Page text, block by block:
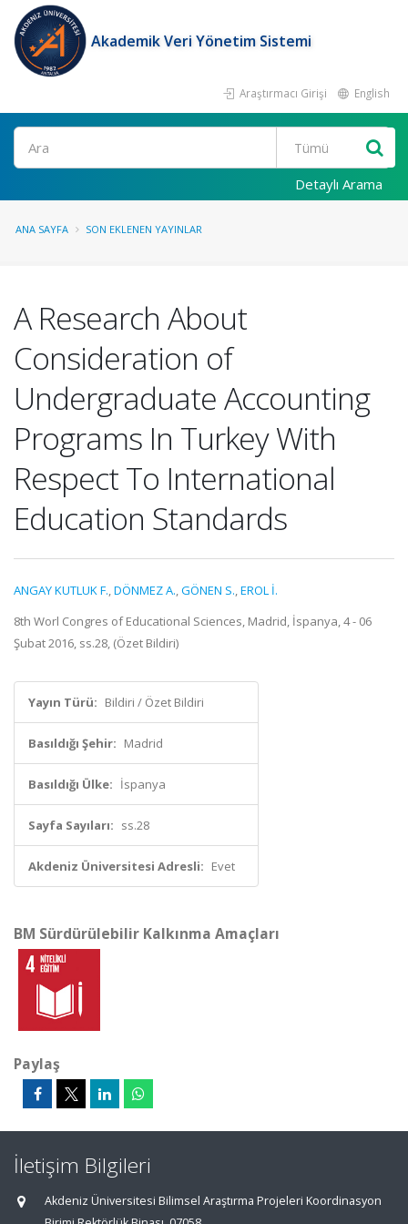
Akademik Veri Yönetim Sistemi
Araştırmacı Girişi English
Ara
Detaylı Arama
ANA SAYFA SON EKLENEN YAYINLAR
A Research About
Consideration of
Undergraduate Accounting
Programs In Turkey With
Respect To International
Education Standards
ANGAY KUTLUK F.,DÖNMEZ A.,GÖNEN S.,EROL İ.
8th Worl Congres of Educational Sciences, Madrid, İspanya, 4 - 06
Şubat 2016, ss.28, (Özet Bildiri)
Yayın Türü: Bildiri / Özet Bildiri
Basıldığı Şehir: Madrid
Basıldığı Ülke: İspanya
Sayfa Sayıları: ss.28
Akdeniz Üniversitesi Adresli: Evet
BM Sürdürülebilir Kalkınma Amaçları
Paylaş
İletişim Bilgileri
Akdeniz Üniversitesi Bilimsel Araştırma Projeleri Koordinasyon